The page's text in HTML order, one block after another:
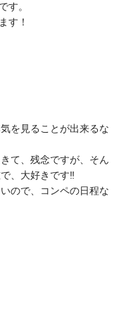
す。
す！
を見ることが出来るな
て、残念ですが、そん
、大好きです‼️
ので、コンペの日程な